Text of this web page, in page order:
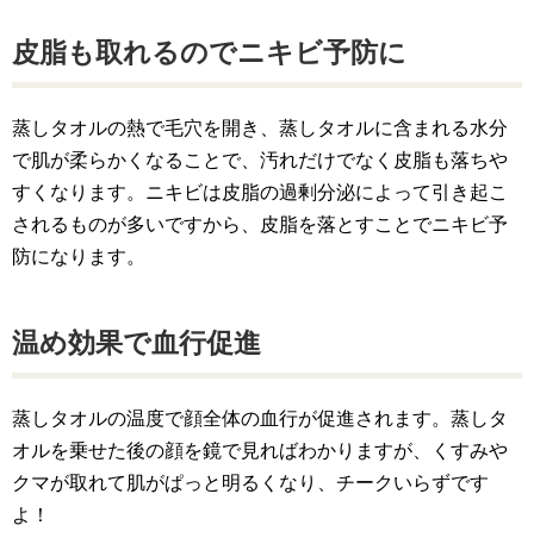
皮脂も取れるのでニキビ予防に
蒸しタオルの熱で毛穴を開き、蒸しタオルに含まれる水分
で肌が柔らかくなることで、汚れだけでなく皮脂も落ちや
すくなります。ニキビは皮脂の過剰分泌によって引き起こ
されるものが多いですから、皮脂を落とすことでニキビ予
防になります。
温め効果で血行促進
蒸しタオルの温度で顔全体の血行が促進されます。蒸しタ
オルを乗せた後の顔を鏡で見ればわかりますが、くすみや
クマが取れて肌がぱっと明るくなり、チークいらずです
よ！